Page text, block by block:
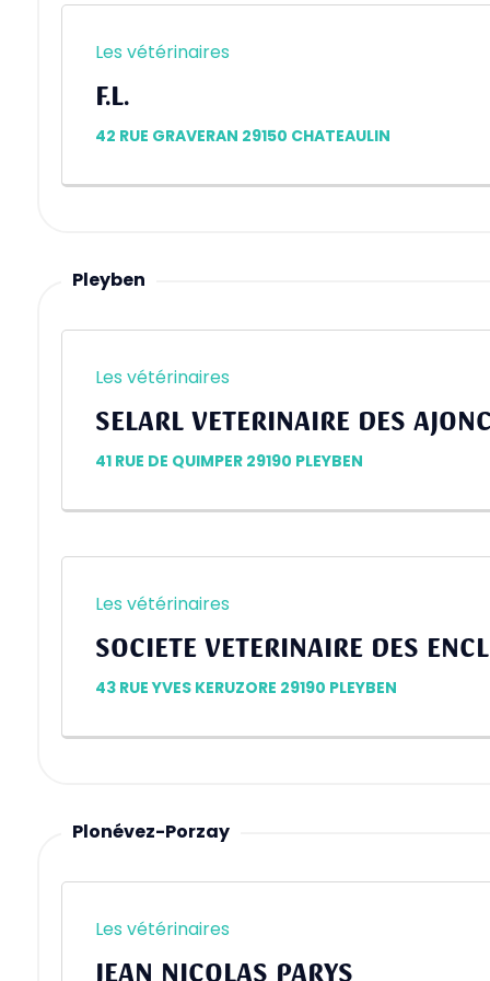
Les vétérinaires
F.L.
42 RUE GRAVERAN 29150 CHATEAULIN
Pleyben
Les vétérinaires
SELARL VETERINAIRE DES
41 RUE DE QUIMPER 29190 PLEYBEN
Les vétérinaires
SOCIETE VETERINAIRE DES
43 RUE YVES KERUZORE 29190 PLEYBEN
Plonévez-Porzay
Les vétérinaires
JEAN NICOLAS PARYS